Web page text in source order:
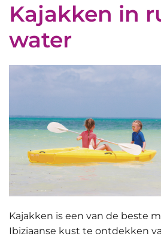
Kajakken in
water
Kajakken is een van de beste
Ibiziaanse kust te ontdekken